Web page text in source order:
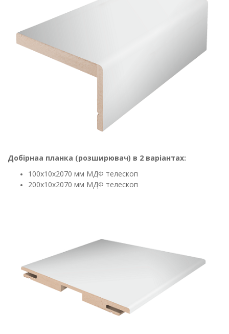
Добірнаа планка (розширювач) в 2 варіантах:
100х10х2070 мм МДФ телескоп
200х10х2070 мм МДФ телескоп